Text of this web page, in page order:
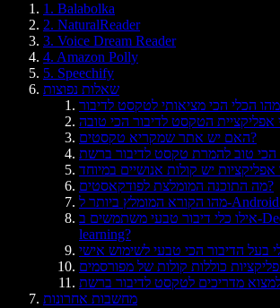
1. Balabolka
2. NaturalReader
3. Voice Dream Reader
4. Amazon Polly
5. Speechify
שאלות נפוצות
האם יש אתר שמקריא טקסטים?
מה התוכנה המומלצת לפודקאסטים?
אילו כלי דיבור טבעי משתמשים ב-Deep Learning או e-
learning?
מחשבות אחרונות